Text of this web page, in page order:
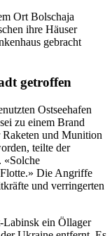
Ort Bolschaja
ihre Häuser
gebracht
getroffen
Ostseehafen
zu einem Brand
Raketen und Munition
teilte der
«Solche
Flotte.» Die Angriffe
und verringerten
Labinsk ein Öllager